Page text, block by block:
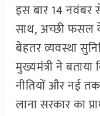
इस बार 14 नवंबर
साथ, अच्छी फसल
बेहतर व्यवस्था
मुख्यमंत्री ने
नीतियों और नई
लाना सरकार का